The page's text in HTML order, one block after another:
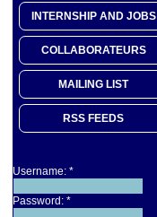
INTERNSHIP AND JOBS
COLLABORATEURS
MAILING LIST
RSS FEEDS
Username: *
Password: *